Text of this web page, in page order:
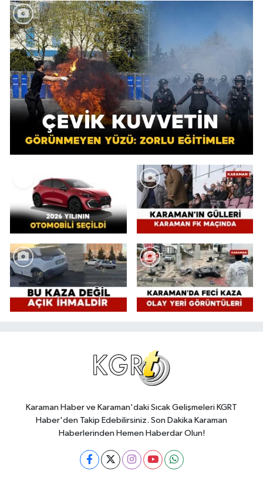
Karaman Haber ve Karaman'daki Sıcak Gelişmeleri KGRT
Haber'den Takip Edebilirsiniz. Son Dakika Karaman
Haberlerinden Hemen Haberdar Olun!